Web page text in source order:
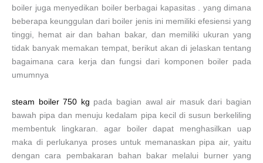
boiler juga menyedikan boiler berbagai kapasitas . yang dimana
beberapa keunggulan dari boiler jenis ini memiliki efesiensi yang
tinggi, hemat air dan bahan bakar, dan memiliki ukuran yang
tidak banyak memakan tempat, berikut akan di jelaskan tentang
bagaimana cara kerja dan fungsi dari komponen boiler pada
umumnya
steam boiler 750 kg pada bagian awal air masuk dari bagian
bawah pipa dan menuju kedalam pipa kecil di susun berkeliling
membentuk lingkaran. agar boiler dapat menghasilkan uap
maka di perlukanya proses untuk memanaskan pipa air, yaitu
dengan cara pembakaran bahan bakar melalui burner yang